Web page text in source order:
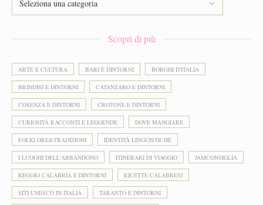
Scopri di più
ARTE E CULTURA BARI E DINTORNI BORGHI D'ITALIA
BRINDISI E DINTORNI CATANZARO E DINTORNI
COSENZA E DINTORNI CROTONE E DINTORNI
CURIOSITÀ RACCONTI E LEGGENDE DOVE MANGIARE
FOLKLORE&TRADIZIONI IDENTITÀ LINGUISTICHE
I LUOGHI DELL'ABBANDONO ITINERARI DI VIAGGIO JAMCONSIGLIA
REGGIO CALABRIA E DINTORNI RICETTE CALABRESI
SITI UNESCO IN ITALIA TARANTO E DINTORNI